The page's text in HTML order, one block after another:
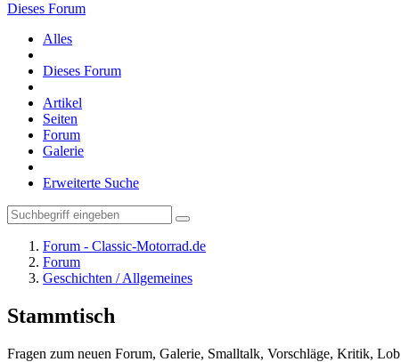
Dieses Forum
Alles
Dieses Forum
Artikel
Seiten
Forum
Galerie
Erweiterte Suche
Forum - Classic-Motorrad.de
Forum
Geschichten / Allgemeines
Stammtisch
Fragen zum neuen Forum, Galerie, Smalltalk, Vorschläge, Kritik, Lob